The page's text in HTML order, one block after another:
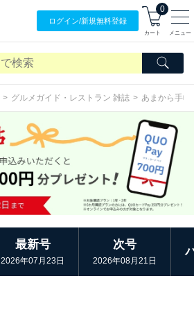
ログイン/新規無料登録
0
カート メニュー
グルメガイド・レストラン 雑誌 あまから手帖
最新号
2026年07月23日
次号
2026年08月21日